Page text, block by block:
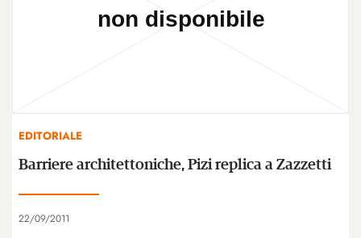
EDITORIALE
Barriere architettoniche, Pizi replica a Zazzetti
22/09/2011